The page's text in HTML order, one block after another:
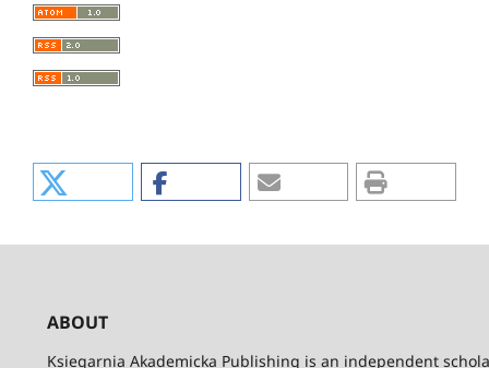
ABOUT
Ksiegarnia Akademicka Publishing is an independent